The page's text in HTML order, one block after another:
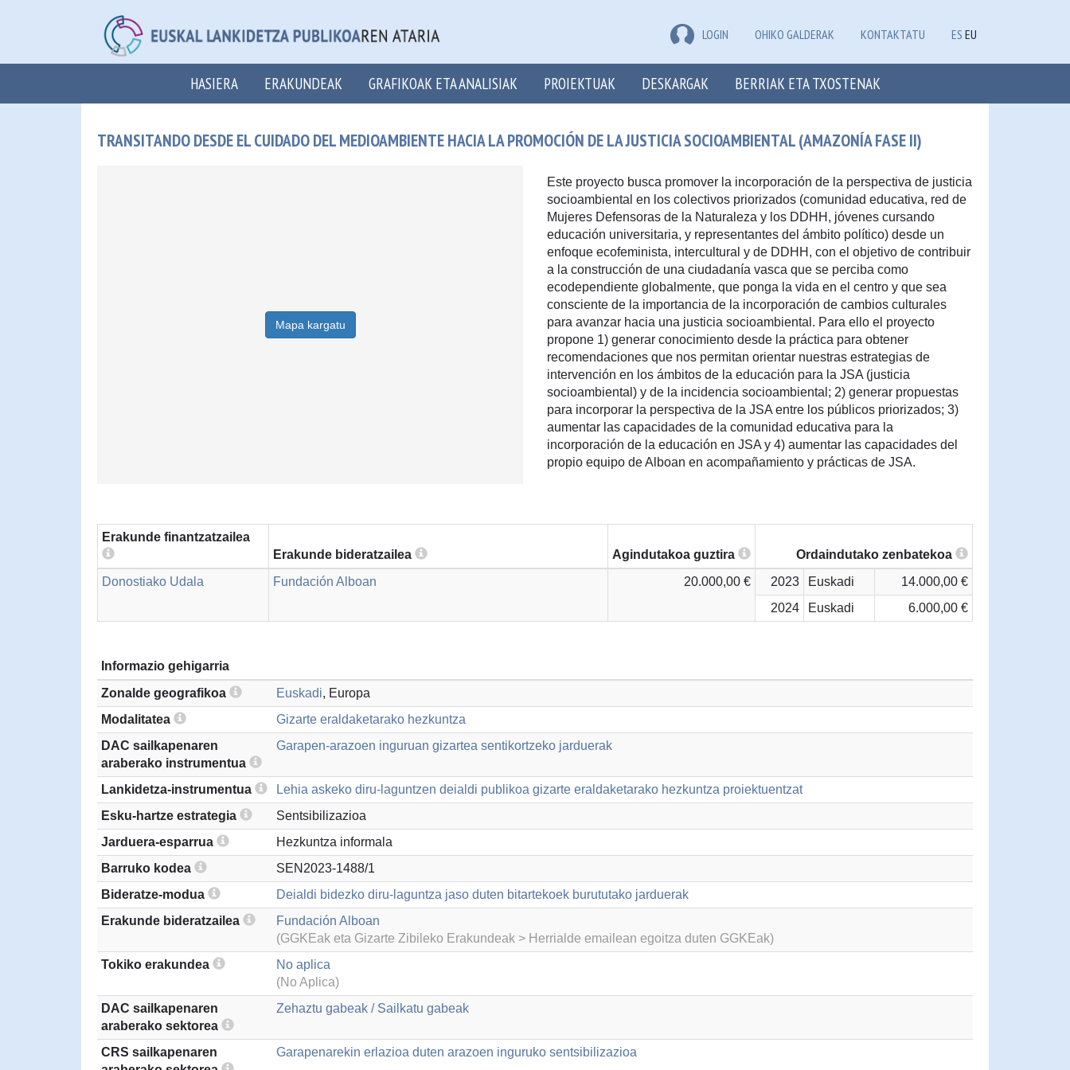
LOGIN OHIKO GALDERAK KONTAKTATU ES EU
HASIERA ERAKUNDEAK GRAFIKOAK ETA ANALISIAK PROIEKTUAK DESKARGAK BERRIAK ETA TXOSTENAK
TRANSITANDO DESDE EL CUIDADO DEL MEDIOAMBIENTE HACIA LA PROMOCIÓN DE LA JUSTICIA SOCIOAMBIENTAL (AMAZONÍA FASE II)
Mapa kargatu
Este proyecto busca promover la incorporación de la perspectiva de justicia
socioambiental en los colectivos priorizados (comunidad educativa, red de
Mujeres Defensoras de la Naturaleza y los DDHH, jóvenes cursando
educación universitaria, y representantes del ámbito político) desde un
enfoque ecofeminista, intercultural y de DDHH, con el objetivo de contribuir
a la construcción de una ciudadanía vasca que se perciba como
ecodependiente globalmente, que ponga la vida en el centro y que sea
consciente de la importancia de la incorporación de cambios culturales
para avanzar hacia una justicia socioambiental. Para ello el proyecto
propone 1) generar conocimiento desde la práctica para obtener
recomendaciones que nos permitan orientar nuestras estrategias de
intervención en los ámbitos de la educación para la JSA (justicia
socioambiental) y de la incidencia socioambiental; 2) generar propuestas
para incorporar la perspectiva de la JSA entre los públicos priorizados; 3)
aumentar las capacidades de la comunidad educativa para la
incorporación de la educación en JSA y 4) aumentar las capacidades del
propio equipo de Alboan en acompañamiento y prácticas de JSA.
Erakunde finantzatzailea
Erakunde bideratzailea
Agindutakoa guztira
Ordaindutako zenbatekoa
Donostiako Udala
Fundación Alboan 20.000,00 € 2023 Euskadi
14.000,00 €
2024
Euskadi 6.000,00 €
Informazio gehigarria
Zonalde geografikoa
Euskadi, Europa
Modalitatea
Gizarte eraldaketarako hezkuntza
DAC sailkapenaren
araberako instrumentua
Garapen-arazoen inguruan gizartea sentikortzeko jarduerak
Lankidetza-instrumentua
Lehia askeko diru-laguntzen deialdi publikoa gizarte eraldaketarako hezkuntza proiektuentzat
Esku-hartze estrategia
Sentsibilizazioa
Jarduera-esparrua
Hezkuntza informala
Barruko kodea
SEN2023-1488/1
Bideratze-modua
Deialdi bidezko diru-laguntza jaso duten bitartekoek burututako jarduerak
Erakunde bideratzailea
Fundación Alboan
(GGKEak eta Gizarte Zibileko Erakundeak > Herrialde emailean egoitza duten GGKEak)
Tokiko erakundea
No aplica
(No Aplica)
DAC sailkapenaren
araberako sektorea
Zehaztu gabeak / Sailkatu gabeak
CRS sailkapenaren
Garapenarekin erlazioa duten arazoen inguruko sentsibilizazioa